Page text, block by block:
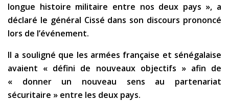
longue histoire militaire entre nos deux pays », a
déclaré le général Cissé dans son discours prononcé
lors de l’événement.
Il a souligné que les armées française et sénégalaise
avaient « défini de nouveaux objectifs » afin de
« donner un nouveau sens au partenariat
sécuritaire » entre les deux pays.